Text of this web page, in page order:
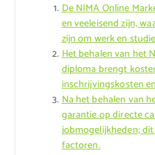
De NIMA Online
en veeleisend zijn,
zijn om werk en
Het behalen van het
diploma brengt
inschrijvingskosten
Na het behalen van
garantie op directe
jobmogelijkheden;
factoren.